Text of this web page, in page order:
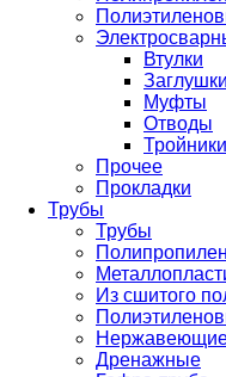
Втулки
Заглушки
Муфты
Отводы
Тройники
Прочее
Прокладки
Трубы
Трубы
Из сшитого
Дренажные